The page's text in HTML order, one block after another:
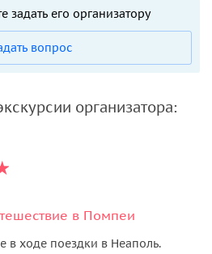
задать его организатору
вопрос
организатора:
в Помпеи
в ходе поездки в Неаполь.